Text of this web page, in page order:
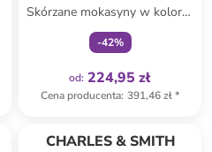
Skórzane mokasyny w kolorze
granatowym
-42%
od: 224,95 zł
Cena producenta: 391,46 zł*
CHARLES & SMITH